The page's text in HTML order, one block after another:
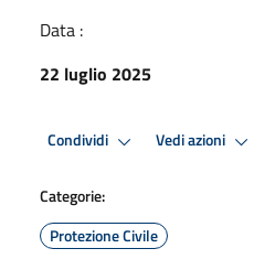
Data :
22 luglio 2025
Condividi Vedi azioni
Categorie:
Protezione Civile